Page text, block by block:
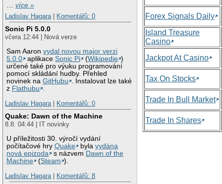
…více »
Ladislav Hagara
Komentářů: 0
Sonic Pi 5.0.0
včera 12:44 | Nová verze
Sam Aaronvydal novou major verzi
5.0.0
aplikaceSonic Pi (Wikipedie )
určené také pro výuku programování
pomocí skládání hudby. Přehled
novinek naGitHubu . Instalovat lze také
z Flathubu .
Ladislav Hagara
Komentářů: 0
Quake: Dawn of the Machine
8.8. 04:44 | IT novinky
U příležitosti 30. výročí vydání
počítačové hryQuake bylavydána
nová epizoda
s názvem Dawn of the
Machine
(Steam ).
Ladislav Hagara
Komentářů: 8
Forex Signals Daily
Island Treasure
Casino
Jackpot At Casino
Tax On Stocks
Trade In Bull Market
Trade In Shares